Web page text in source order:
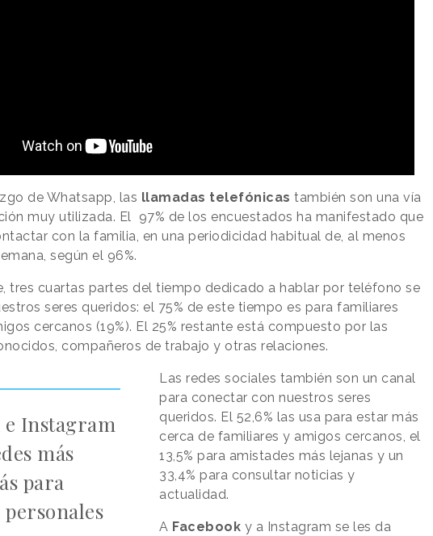
de Whatsapp, las llamadas telefónicas también son una vía
muy utilizada. El 97% de los encuestados ha manifestado que
con la familia, en una periodicidad habitual de, al menos
según el 96%.
tres cuartas partes del tiempo dedicado a hablar por teléfono se
seres queridos: el 75% de este tiempo es para familiares
cercanos (19%). El 25% restante está compuesto por las
compañeros de trabajo y otras relaciones.
e Instagram
más
para
Las redes sociales también son un canal
para conectar con nuestros seres
queridos. El 52,6% las usa para estar más
cerca de familiares y amigos cercanos, el
13,5% para amistades más lejanas y un
33,4% para consultar noticias y
actualidad.
A Facebook y a Instagram se les da